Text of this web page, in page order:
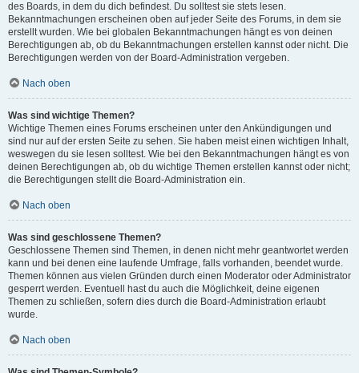
des Boards, in dem du dich befindest. Du solltest sie stets lesen.
Bekanntmachungen erscheinen oben auf jeder Seite des Forums, in dem sie
erstellt wurden. Wie bei globalen Bekanntmachungen hängt es von deinen
Berechtigungen ab, ob du Bekanntmachungen erstellen kannst oder nicht. Die
Berechtigungen werden von der Board-Administration vergeben.
Nach oben
Was sind wichtige Themen?
Wichtige Themen eines Forums erscheinen unter den Ankündigungen und
sind nur auf der ersten Seite zu sehen. Sie haben meist einen wichtigen Inhalt,
weswegen du sie lesen solltest. Wie bei den Bekanntmachungen hängt es von
deinen Berechtigungen ab, ob du wichtige Themen erstellen kannst oder nicht;
die Berechtigungen stellt die Board-Administration ein.
Nach oben
Was sind geschlossene Themen?
Geschlossene Themen sind Themen, in denen nicht mehr geantwortet werden
kann und bei denen eine laufende Umfrage, falls vorhanden, beendet wurde.
Themen können aus vielen Gründen durch einen Moderator oder Administrator
gesperrt werden. Eventuell hast du auch die Möglichkeit, deine eigenen
Themen zu schließen, sofern dies durch die Board-Administration erlaubt
wurde.
Nach oben